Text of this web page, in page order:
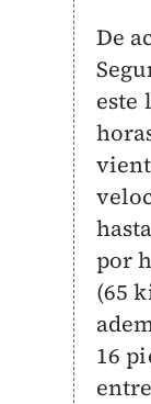
De
este
por
(65
16